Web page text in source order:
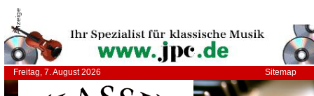
Anzeige
Freitag, 7. August 2026 Sitemap